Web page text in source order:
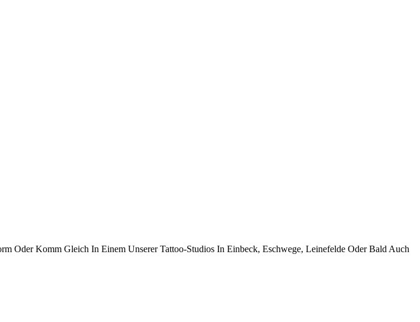
Oder Komm Gleich In Einem Unserer Tattoo-Studios In Einbeck, Eschwege, Leinefelde Oder Bald Auch